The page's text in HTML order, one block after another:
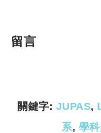
留言
關鍵字: JUPAS,
系, 學